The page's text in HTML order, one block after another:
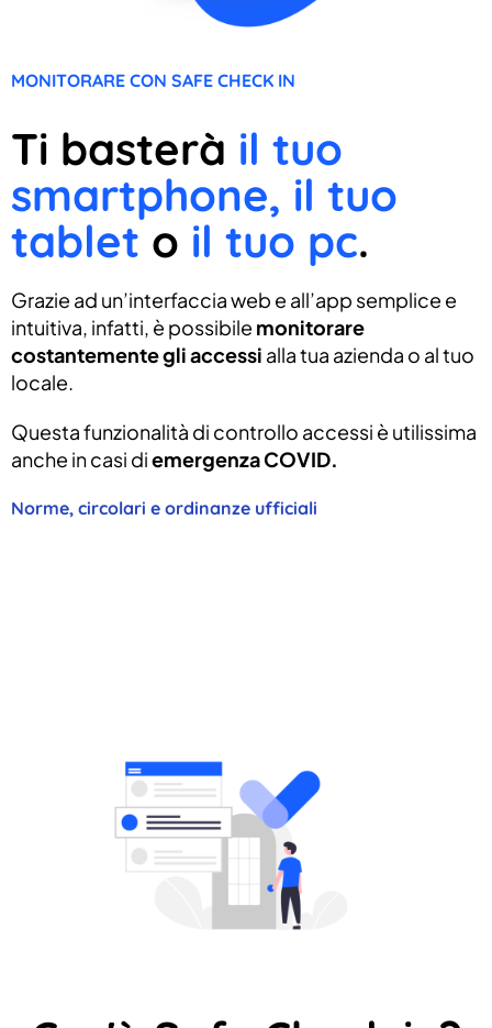
MONITORARE CON SAFE CHECK IN
Ti basterà il tuo
smartphone, il tuo
tablet o il tuo pc.
Grazie ad un’interfaccia web e all’app semplice e
intuitiva, infatti, è possibile monitorare
costantemente gli accessi alla tua azienda o al tuo
locale.
Questa funzionalità di controllo accessi è utilissima
anche in casi diemergenza COVID.
Norme, circolari e ordinanze ufficiali